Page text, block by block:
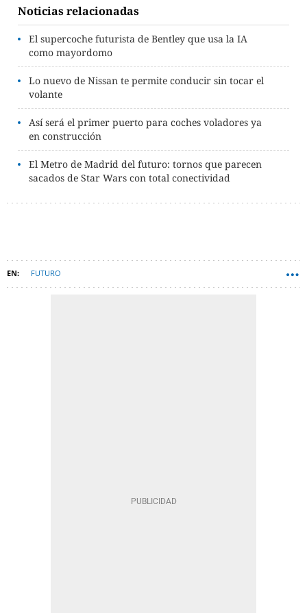
Noticias relacionadas
El supercoche futurista de Bentley que usa la IA
como mayordomo
Lo nuevo de Nissan te permite conducir sin tocar el
volante
Así será el primer puerto para coches voladores ya
en construcción
El Metro de Madrid del futuro: tornos que parecen
sacados de Star Wars con total conectividad
FUTURO